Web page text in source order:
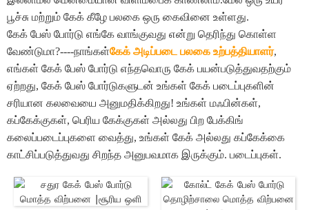
பூச்சு மற்றும் கேக் கீழே பலகை ஒரு கைவினை உள்ளது.
கேக் பேஸ் போர்டு எங்கே வாங்குவது என்று தெரிந்து கொள்ள
வேண்டுமா?----நாங்கள்கேக் அடிப்படை பலகை உற்பத்தியாளர்,
எங்கள் கேக் பேஸ் போர்டு எந்தவொரு கேக் பயன்படுத்துவதற்கும்
ஏற்றது, கேக் பேஸ் போர்டுகளுடன் உங்கள் கேக் படைப்புகளின்
சரியான கலவையை அனுமதிக்கிறது! உங்கள் மஃபின்கள்,
கப்கேக்குகள், பெரிய கேக்குகள் அல்லது பிற பேக்கிங்
கலைப்படைப்புகளை வைத்து, உங்கள் கேக் அல்லது கப்கேக்கை
காட்சிப்படுத்துவது சிறந்த அனுபவமாக இருக்கும். படைப்புகள்.